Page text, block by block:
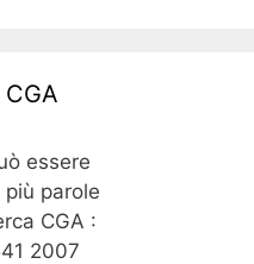
essere
parole
CGA :
2007